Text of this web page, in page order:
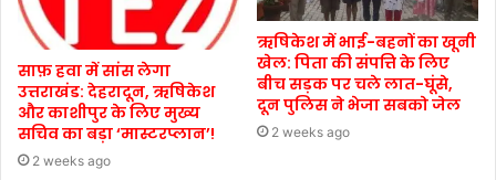
साफ़ हवा में सांस लेगा
उत्तराखंड: देहरादून, ऋषिकेश
और काशीपुर के लिए मुख्य
सचिव का बड़ा ‘मास्टरप्लान’!
2 weeks ago
ऋषिकेश में भाई-बहनों का खूनी
खेल: पिता की संपत्ति के लिए
बीच सड़क पर चले लात-घूंसे,
दून पुलिस ने भेजा सबको जेल
2 weeks ago